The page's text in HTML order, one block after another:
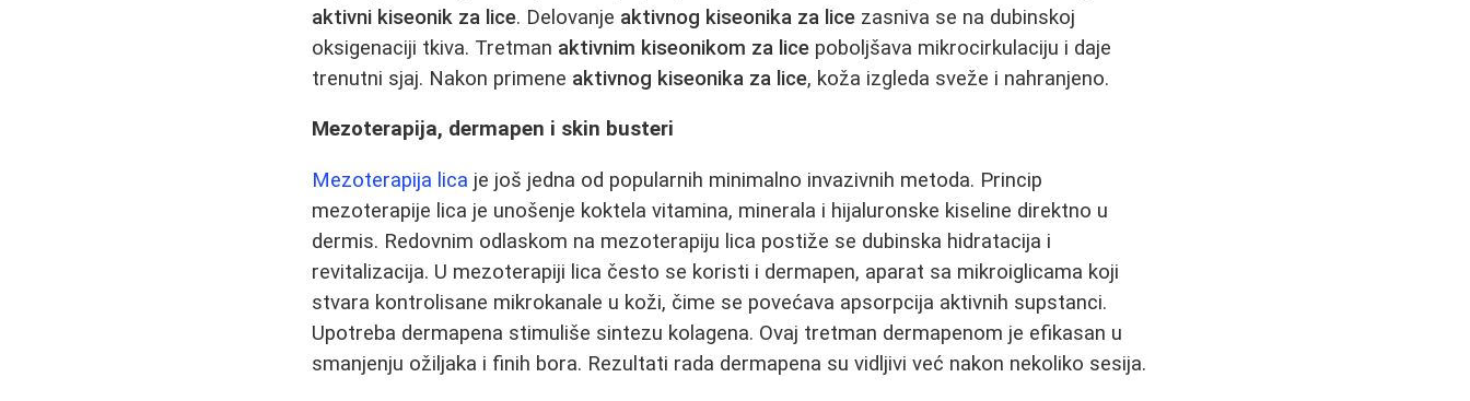
aktivni kiseonik za lice. Delovanje aktivnog kiseonika za lice zasniva se na dubinskoj
oksigenaciji tkiva. Tretman aktivnim kiseonikom za lice poboljšava mikrocirkulaciju i daje
trenutni sjaj. Nakon primene aktivnog kiseonika za lice, koža izgleda sveže i nahranjeno.
Mezoterapija, dermapen i skin busteri
Mezoterapija lica je još jedna od popularnih minimalno invazivnih metoda. Princip
mezoterapije lica je unošenje koktela vitamina, minerala i hijaluronske kiseline direktno u
dermis. Redovnim odlaskom na mezoterapiju lica postiže se dubinska hidratacija i
revitalizacija. U mezoterapiji lica često se koristi i dermapen, aparat sa mikroiglicama koji
stvara kontrolisane mikrokanale u koži, čime se povećava apsorpcija aktivnih supstanci.
Upotreba dermapena stimuliše sintezu kolagena. Ovaj tretman dermapenom je efikasan u
smanjenju ožiljaka i finih bora. Rezultati rada dermapena su vidljivi već nakon nekoliko sesija.